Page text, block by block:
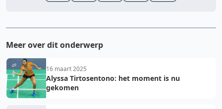
Meer over dit onderwerp
16 maart 2025
Alyssa Tirtosentono: het moment is nu
gekomen